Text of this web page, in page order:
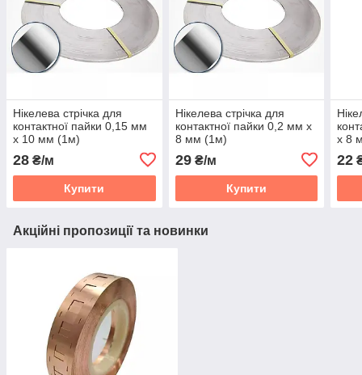
Нікелева стрічка для
контактної пайки 0,15 мм
х 10 мм (1м)
28 ₴/м
Купити
Нікелева стрічка для
контактної пайки 0,2 мм х
8 мм (1м)
29₴/м
Купити
х 8
22
Акційні пропозиції та новинки